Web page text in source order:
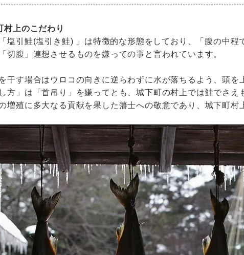
村上のこだわり
塩引鮭(塩引き鮭) 」は特徴的な形態をしており、「腹の中程
切腹」連想させるものを嫌っての事と言われています。
干す場合はウロコの向きに逆らわずに水が落ちるよう、頭
方」は「首吊り」を嫌ってとも、城下町の村上では鮭でさ
増殖に多大なる貢献を果した藩士への敬意であり、城下町村